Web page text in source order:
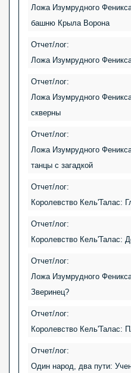
Ложа Изумрудного
башню Крыла Ворона
Отчет/лог:
Ложа Изумрудного
Отчет/лог:
Ложа Изумрудного
скверны
Отчет/лог:
Ложа Изумрудного
танцы с загадкой
Отчет/лог:
Королевство Кель'Талас:
Отчет/лог:
Королевство Кель'Талас:
Отчет/лог:
Ложа Изумрудного
Зверинец?
Отчет/лог:
Королевство Кель'Талас:
Отчет/лог:
Один народ, два пути: